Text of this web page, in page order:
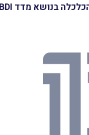
כתבה בערוץ 10 הכלכלה בנושא מדד BDI